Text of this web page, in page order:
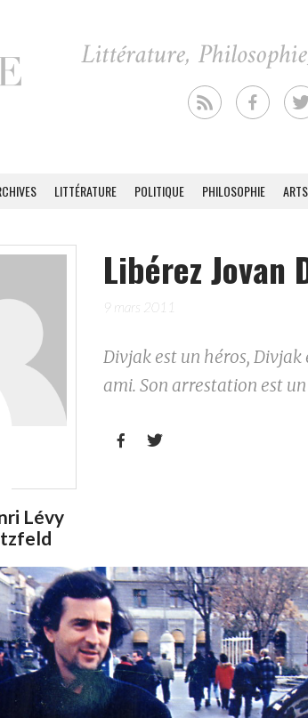
LITTÉRATURE POLITIQUE PHILOSOPHIE ARTS
Lévy
Libérez Jovan
9 mars 2011
Divjak est un héros,
ami. Son arrestation est
 